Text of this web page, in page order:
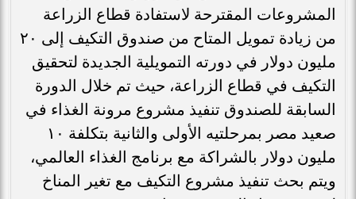
المشروعات المقترحة لاستفادة قطاع الزراعة
من زيادة تمويل المتاح من صندوق التكيف إلى ٢٠
مليون دولار في دورته التمويلية الجديدة لتحقيق
التكيف في قطاع الزراعة، حيث تم خلال الدورة
السابقة للصندوق تنفيذ مشروع مرونة الغذاء في
صعيد مصر بمرحلتيه الأولى والثانية بتكلفة ١٠
مليون دولار بالشراكة مع برنامج الغذاء العالمي،
ويتم بحث تنفيذ مشروع التكيف مع تغير المناخ